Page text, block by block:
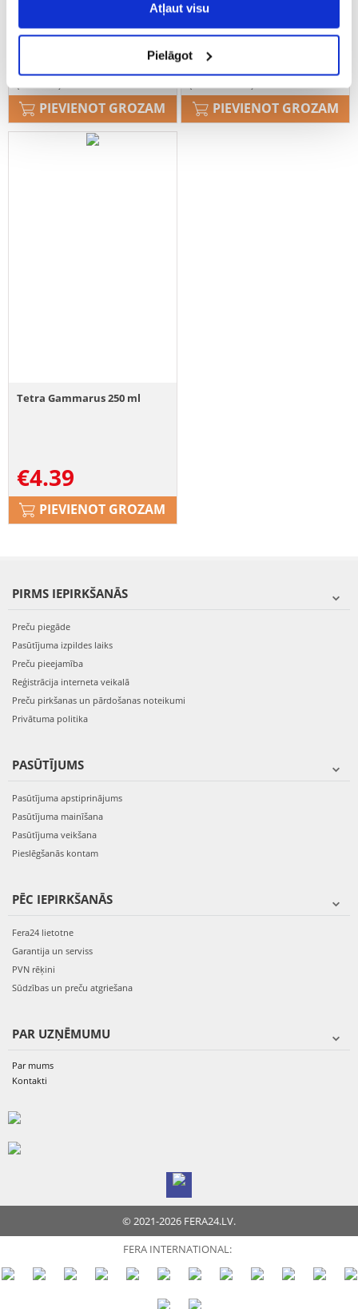
Atļaut visu
Pielāgot
PIEVIENOT GROZAM
zolėdėms reptilijoms 250 ml
€ 4.40
PIEVIENOT GROZAM
Tetra Gammarus 250 ml
€4.39
PIEVIENOT GROZAM
PIRMS IEPIRKŠANĀS
Preču piegāde
Pasūtījuma izpildes laiks
Preču pieejamība
Reģistrācija interneta veikalā
Preču pirkšanas un pārdošanas noteikumi
Privātuma politika
PASŪTĪJUMS
Pasūtījuma apstiprinājums
Pasūtījuma mainīšana
Pasūtījuma veikšana
Pieslēgšanās kontam
PĒC IEPIRKŠANĀS
Fera24 lietotne
Garantija un serviss
PVN rēķini
Sūdzības un preču atgriešana
PAR UZŅĒMUMU
Par mums
Kontakti
© 2021-2026 FERA24.LV.
FERA INTERNATIONAL: